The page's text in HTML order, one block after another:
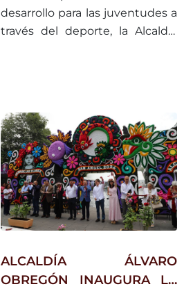
EXJUGADOR DE LA NBA
desarrollo para las juventudes a
través del deporte, la Alcaldía
35 jóvenes basquetbolistas de
la demarcación participen en
un curso de preparación de alto
nivel con especialistas
internacionales.
ALCALDÍA ÁLVARO
OBREGÓN INAUGURA LA